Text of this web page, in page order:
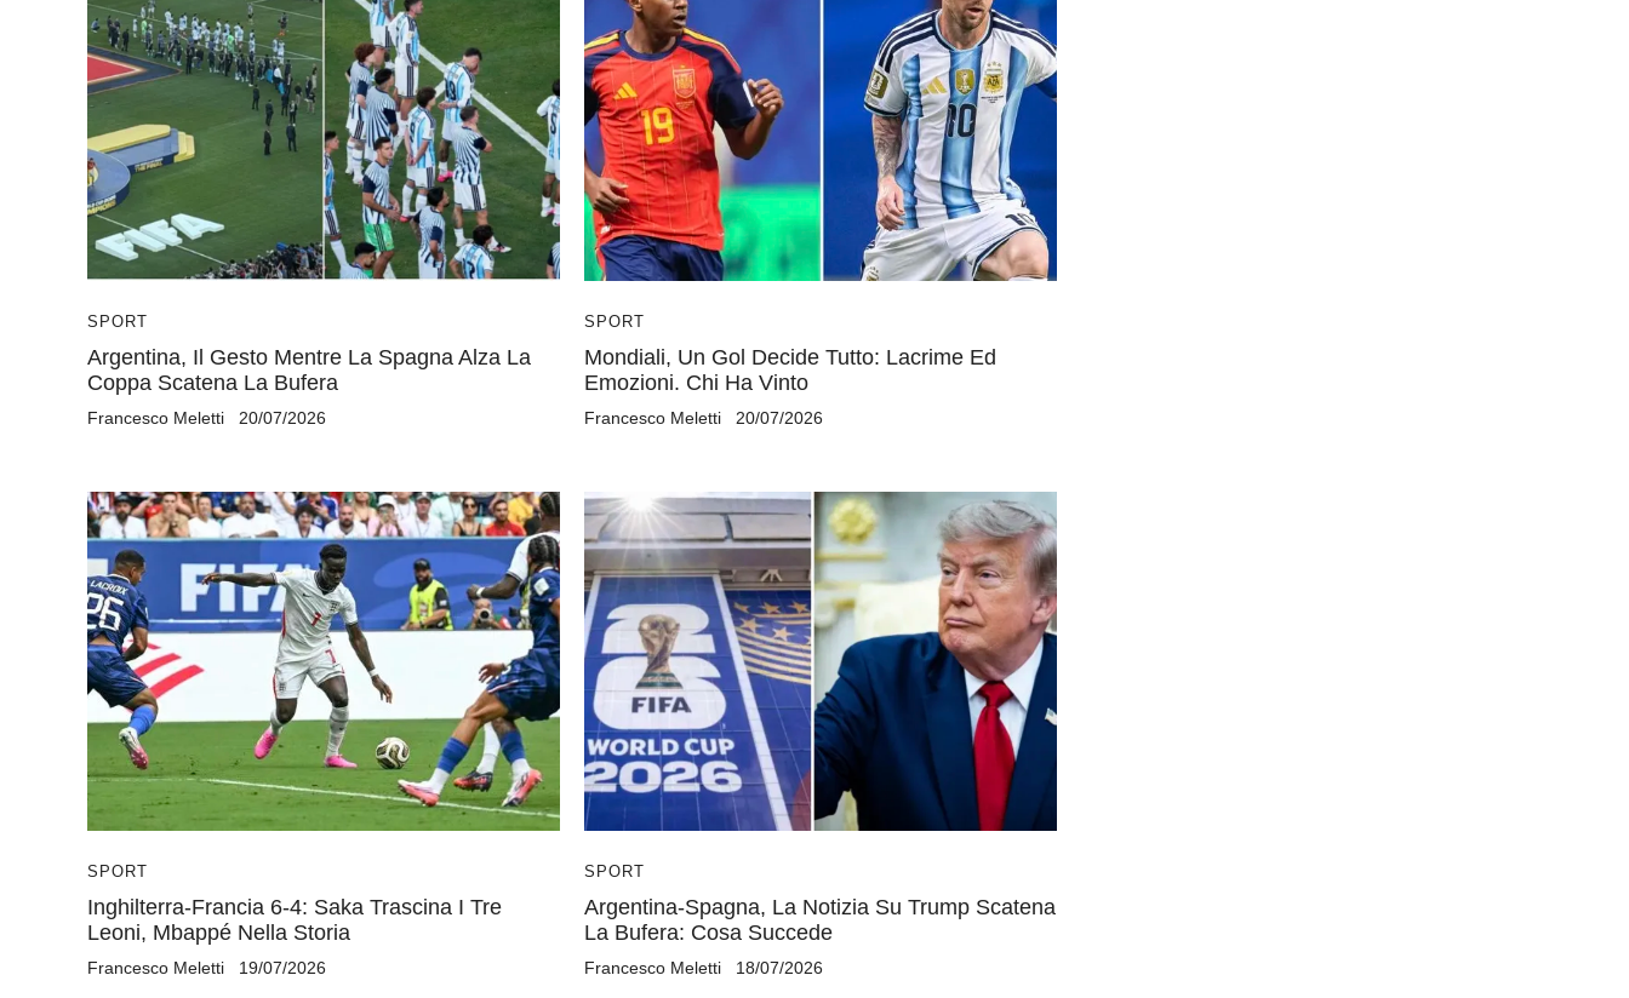
SPORT
Argentina, Il Gesto Mentre La Spagna Alza La
Coppa Scatena La Bufera
Francesco Meletti 20/07/2026
SPORT
Mondiali, Un Gol Decide Tutto: Lacrime Ed
Emozioni. Chi Ha Vinto
Francesco Meletti 20/07/2026
SPORT
Inghilterra-Francia 6-4: Saka Trascina I Tre
Leoni, Mbappé Nella Storia
Francesco Meletti 19/07/2026
SPORT
Argentina-Spagna, La Notizia Su Trump Scatena
La Bufera: Cosa Succede
Francesco Meletti 18/07/2026